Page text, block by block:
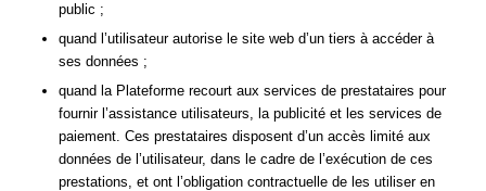
public ;
quand l’utilisateur autorise le site web d’un tiers à accéder à
ses données ;
quand la Plateforme recourt aux services de prestataires pour
fournir l’assistance utilisateurs, la publicité et les services de
paiement. Ces prestataires disposent d’un accès limité aux
données de l’utilisateur, dans le cadre de l’exécution de ces
prestations, et ont l’obligation contractuelle de les utiliser en